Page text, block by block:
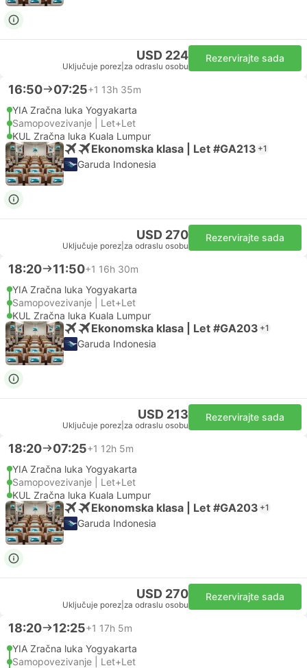
USD 224
Uključuje porez za odraslu osobu
Rezervirajte sada
16:50 07:25+1 13h 35m
YIA Zračna luka Yogyakarta
Samopovezivanje | Let+Let
KUL Zračna luka Kuala Lumpur
Ekonomska klasa | Let #GA213 +1
Garuda Indonesia
USD 270
Uključuje porez za odraslu osobu
Rezervirajte sada
18:20 11:50+1 16h 30m
YIA Zračna luka Yogyakarta
Samopovezivanje | Let+Let
KUL Zračna luka Kuala Lumpur
Ekonomska klasa | Let #GA203 +1
Garuda Indonesia
USD 213
Uključuje porez za odraslu osobu
Rezervirajte sada
18:20 07:25+1 12h 5m
YIA Zračna luka Yogyakarta
Samopovezivanje | Let+Let
KUL Zračna luka Kuala Lumpur
Ekonomska klasa | Let #GA203 +1
Garuda Indonesia
USD 270
Uključuje porez za odraslu osobu
Rezervirajte sada
18:20 12:25+1 17h 5m
YIA Zračna luka Yogyakarta
Samopovezivanje | Let+Let